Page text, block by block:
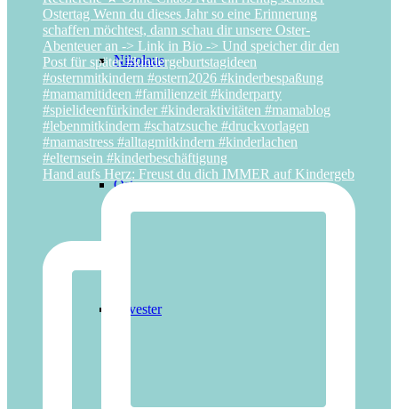
Nikolaus
Ostern
Silvester
Hand aufs Herz: Freust du dich IMMER auf Kindergeb